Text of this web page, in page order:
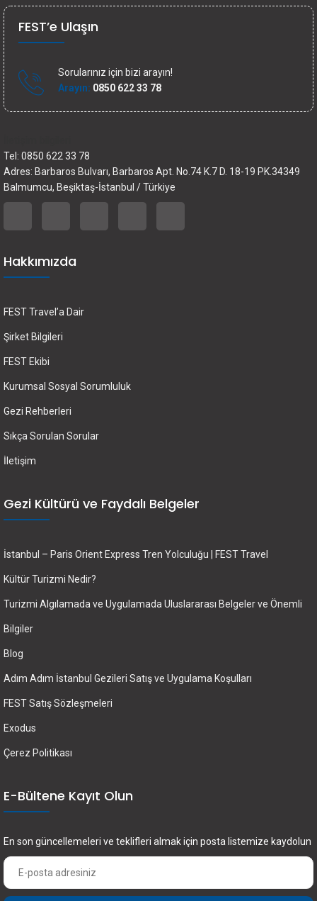
FEST’e Ulaşın
Sorularınız için bizi arayın!
Arayın: 0850 622 33 78
Tel: 0850 622 33 78
Adres: Barbaros Bulvarı, Barbaros Apt. No.74 K.7 D. 18-19 PK.34349
Balmumcu, Beşiktaş-İstanbul / Türkiye
Hakkımızda
FEST Travel’a Dair
Şirket Bilgileri
FEST Ekibi
Kurumsal Sosyal Sorumluluk
Gezi Rehberleri
Sıkça Sorulan Sorular
İletişim
Gezi Kültürü ve Faydalı Belgeler
İstanbul – Paris Orient Express Tren Yolculuğu | FEST Travel
Kültür Turizmi Nedir?
Turizmi Algılamada ve Uygulamada Uluslararası Belgeler ve Önemli
Bilgiler
Blog
Adım Adım İstanbul Gezileri Satış ve Uygulama Koşulları
FEST Satış Sözleşmeleri
Exodus
Çerez Politikası
E-Bültene Kayıt Olun
En son güncellemeleri ve teklifleri almak için posta listemize kaydolun